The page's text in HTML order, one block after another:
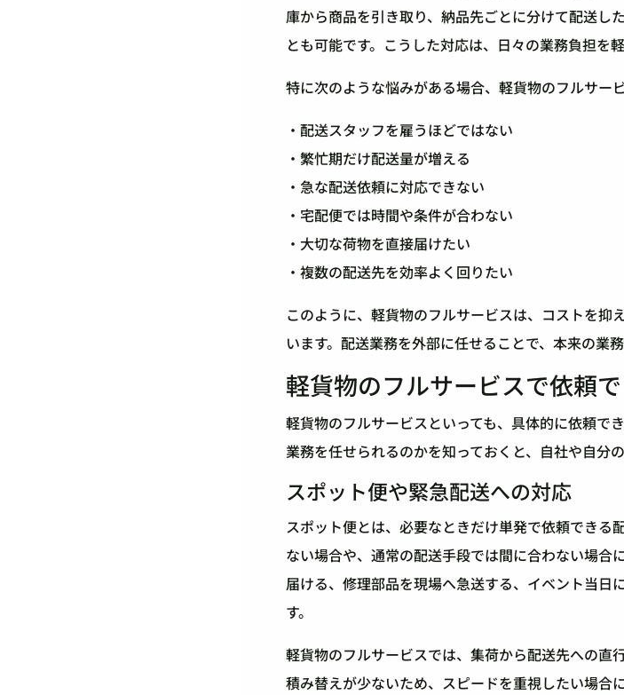
庫から商品を引き取り、納品先ごとに分けて配送し
とも可能です。こうした対応は、日々の業務負担を
特に次のような悩みがある場合、軽貨物のフルサー
・配送スタッフを雇うほどではない
・繁忙期だけ配送量が増える
・急な配送依頼に対応できない
・宅配便では時間や条件が合わない
・大切な荷物を直接届けたい
・複数の配送先を効率よく回りたい
このように、軽貨物のフルサービスは、コストを抑
います。配送業務を外部に任せることで、本来の業
軽貨物のフルサービスで依頼
軽貨物のフルサービスといっても、具体的に依頼で
業務を任せられるのかを知っておくと、自社や自分
スポット便や緊急配送への対応
スポット便とは、必要なときだけ単発で依頼できる
ない場合や、通常の配送手段では間に合わない場合
届ける、修理部品を現場へ急送する、イベント当日
す。
軽貨物のフルサービスでは、集荷から配送先への直
積み替えが少ないため、スピードを重視したい場合